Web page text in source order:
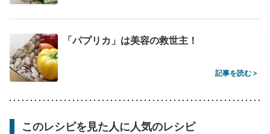
「パプリカ」は美容の救世主！
記事を読む >
このレシピを見た人に人気のレシピ